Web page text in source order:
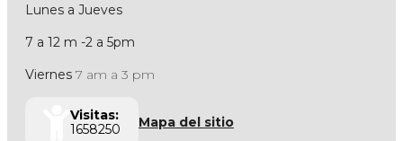
Lunes a Jueves
7 a 12 m -2 a 5pm
Viernes 7 am a 3 pm
Visitas:
1658250
Mapa del sitio